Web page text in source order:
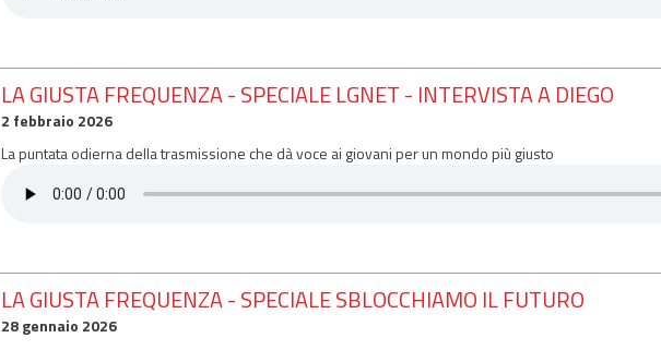
LA GIUSTA FREQUENZA - SPECIALE LGNET - INTERVISTA A DIEGO
2 febbraio 2026
La puntata odierna della trasmissione che dà voce ai giovani per un mondo più giusto
LA GIUSTA FREQUENZA - SPECIALE SBLOCCHIAMO IL FUTURO
28 gennaio 2026